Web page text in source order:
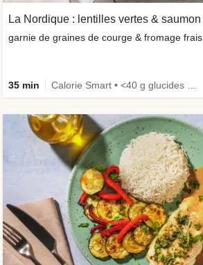
La Nordique : lentilles vertes & saumon
garnie de graines de courge & fromage frais
35 min